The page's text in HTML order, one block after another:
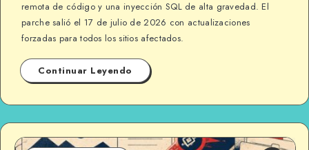
remota de código y una inyección SQL de alta gravedad. El
parche salió el 17 de julio de 2026 con actualizaciones
forzadas para todos los sitios afectados.
Continuar Leyendo